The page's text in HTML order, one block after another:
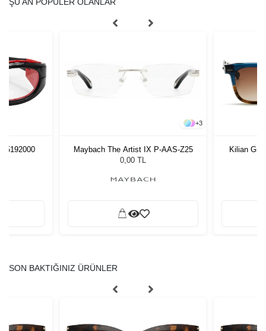
+3
Maybach The Artist IX P-AAS-Z25
0,00 TL
Kilian
SON BAKTIĞINIZ ÜRÜNLER